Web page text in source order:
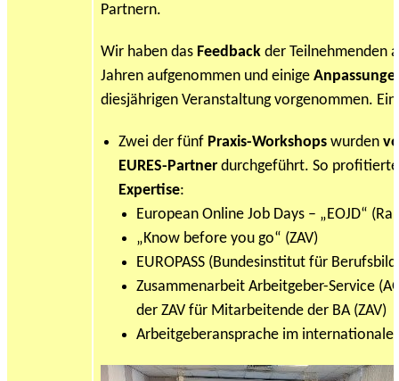
Partnern.
Wir haben das Feedback der Teilnehmenden
Jahren aufgenommen und einige
diesjährigen Veranstaltung vorgenommen.
Zwei der fünf Praxis-Workshops wurden
EURES-Partner durchgeführt. So
Expertise:
European Online Job Days – „EOJD“
„Know before you go“ (ZAV)
EUROPASS (Bundesinstitut für
Zusammenarbeit Arbeitgeber-Service
der ZAV für Mitarbeitende der BA (ZAV)
Arbeitgeberansprache im